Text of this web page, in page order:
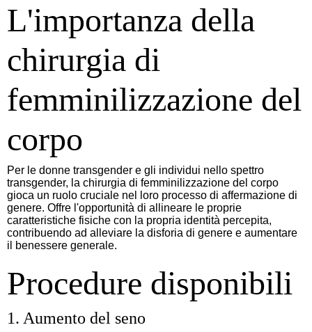
L'importanza della
chirurgia di
femminilizzazione del
corpo
Per le donne transgender e gli individui nello spettro
transgender, la chirurgia di femminilizzazione del corpo
gioca un ruolo cruciale nel loro processo di affermazione di
genere. Offre l'opportunità di allineare le proprie
caratteristiche fisiche con la propria identità percepita,
contribuendo ad alleviare la disforia di genere e aumentare
il benessere generale.
Procedure disponibili
1. Aumento del seno